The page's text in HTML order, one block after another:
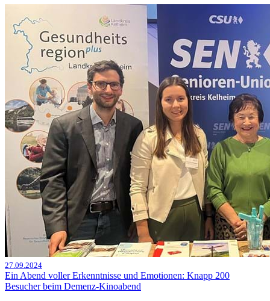
27.09.2024
Ein Abend voller Erkenntnisse und Emotionen: Knapp 200
Besucher beim Demenz-Kinoabend